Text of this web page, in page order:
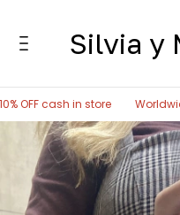
Silvia y
cash in store Worldwide